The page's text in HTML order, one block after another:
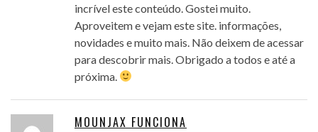
incrível este conteúdo. Gostei muito.
Aproveitem e vejam este site. informações,
novidades e muito mais. Não deixem de acessar
para descobrir mais. Obrigado a todos e até a
próxima.
MOUNJAX FUNCIONA